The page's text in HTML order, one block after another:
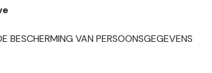
BESCHERMING VAN PERSOONSGEGEVENS